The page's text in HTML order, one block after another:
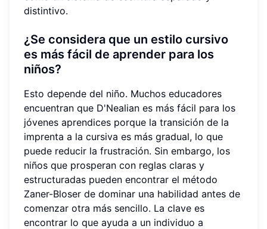
distintivo.
¿Se considera que un estilo cursivo
es más fácil de aprender para los
niños?
Esto depende del niño. Muchos educadores
encuentran que D'Nealian es más fácil para los
jóvenes aprendices porque la transición de la
imprenta a la cursiva es más gradual, lo que
puede reducir la frustración. Sin embargo, los
niños que prosperan con reglas claras y
estructuradas pueden encontrar el método
Zaner-Bloser de dominar una habilidad antes de
comenzar otra más sencillo. La clave es
encontrar lo que ayuda a un individuo a